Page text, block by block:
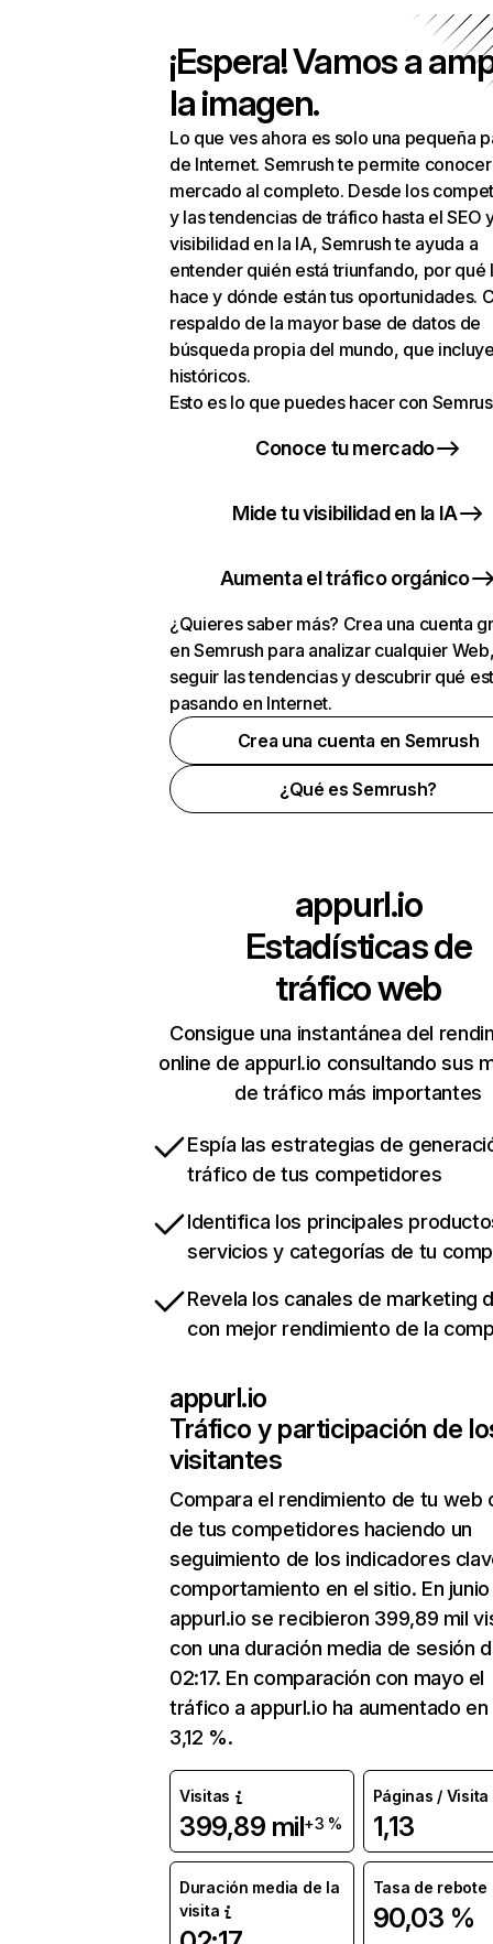
¡Espera! Vamos a
la imagen.
Lo que ves ahora es solo una pequeña
de Internet. Semrush te permite
mercado al completo. Desde los
y las tendencias de tráfico hasta el SEO
visibilidad en la IA, Semrush te ayuda a
entender quién está triunfando, por qué
hace y dónde están tus oportunidades.
respaldo de la mayor base de datos de
búsqueda propia del mundo, que
históricos.
Esto es lo que puedes hacer con
Conoce tu mercado
Mide tu visibilidad en la IA
Aumenta el tráfico orgánico
¿Quieres saber más? Crea una cuenta
en Semrush para analizar cualquier
seguir las tendencias y descubrir qué
pasando en Internet.
Crea una cuenta en Semrush
¿Qué es Semrush?
appurl.io
Estadísticas de
tráfico web
Consigue una instantánea del
online de appurl.io consultando sus
de tráfico más importantes
Espía las estrategias de
tráfico de tus competidores
Identifica los principales
servicios y categorías de tu
Revela los canales de marketing
con mejor rendimiento de la
appurl.io
Tráfico y participación de
visitantes
Compara el rendimiento de tu web
de tus competidores haciendo un
seguimiento de los indicadores
comportamiento en el sitio. En junio
appurl.io se recibieron 399,89 mil
con una duración media de sesión
02:17. En comparación con mayo el
tráfico a appurl.io ha aumentado en
3,12 %.
Visitas
399,89 mil+3 %
Páginas / Visita
1,13
Duración media de la
visita
Tasa de rebote
90,03 %